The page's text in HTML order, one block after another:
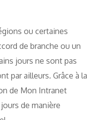
ou certaines
de branche ou un
jours ne sont pas
par ailleurs. Grâce à la
de Mon Intranet
de manière